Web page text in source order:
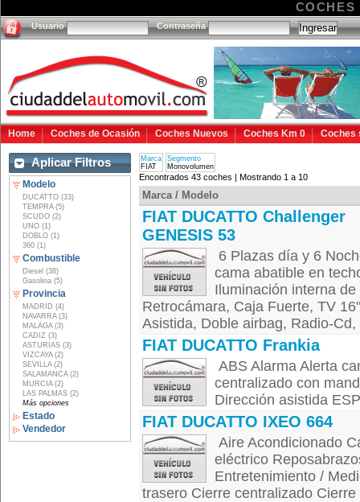
COCHES
Usuario Contraseña
Home Coches de Ocasión Coches Nuevos Coches Km 0 Coches
Aplicar Filtros
Modelo
DUCATTO (33)
TEMPRA (5)
SCUDO (2)
UNO (1)
DOBLO (1)
360 (1)
Combustible
Diesel (38)
Gasolina (5)
Provincia
MADRID (4)
NAVARRA (3)
MALAGA (3)
CADIZ (3)
ASTURIAS (3)
VIZCAYA (2)
SEVILLA (2)
SALAMANCA (2)
MURCIA (2)
LAS PALMAS (2)
Más opciones
Estado
Vendedor
Marca
FIAT
Segmento
Monovolumen
Encontrados 43 coches | Mostrando 1 a 10
Marca / Modelo
FIAT DUCATTO Challenger
GENESIS 53
6 Plazas día y 6
cama abatible en
Iluminación interna
Retrocámara, Caja Fuerte, TV
Asistida, Doble airbag, Radio-
FIAT DUCATTO Frankia
ABS Alarma Alerta
centralizado con
Dirección asistida
FIAT DUCATTO IXEO 664
Aire Acondicionado
eléctrico
Entretenimiento /
trasero Cierre centralizado